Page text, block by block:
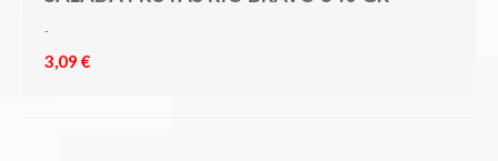
-
3,09 €